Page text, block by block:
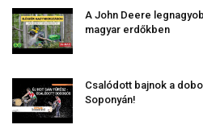
A John Deere
magyar erdőkben
Csalódott bajnok a
Soponyán!